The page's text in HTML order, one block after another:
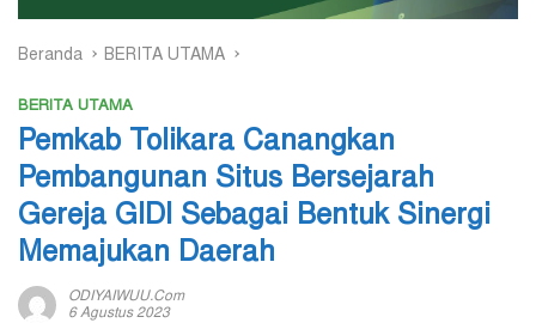
Beranda BERITA UTAMA
BERITA UTAMA
Pemkab Tolikara Canangkan
Pembangunan Situs Bersejarah
Gereja GIDI Sebagai Bentuk Sinergi
Memajukan Daerah
ODIYAIWUU.com
6 Agustus 2023